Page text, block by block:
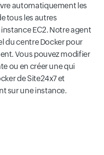
automatiquement les
tous les autres
EC2. Notre agent
du centre Docker pour
Vous pouvez modifier
ou en créer une qui
de Site24x7 et
sur une instance.